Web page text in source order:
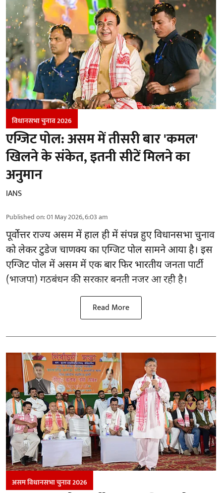
विधानसभा चुनाव 2026
एग्जिट पोल: असम में तीसरी बार 'कमल'
खिलने के संकेत, इतनी सीटें मिलने का
अनुमान
IANS
Published on:01 May 2026, 6:03 am
पूर्वोत्तर राज्य असम में हाल ही में संपन्न हुए विधानसभा चुनाव
को लेकर टुडेज चाणक्य का एग्जिट पोल सामने आया है। इस
एग्जिट पोल में असम में एक बार फिर भारतीय जनता पार्टी
(भाजपा) गठबंधन की सरकार बनती नजर आ रही है।
Read More
असम विधानसभा चुनाव 2026